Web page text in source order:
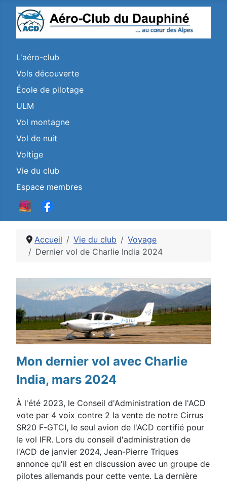
L'aéro-club
Vols découverte
École de pilotage
ULM
Vol montagne
Vol de nuit
Voltige
Vie du club
Espace membres
Accueil Vie du club
Voyage
Dernier vol de Charlie India 2024
Mon dernier vol avec Charlie
India, mars 2024
À l'été 2023, le Conseil d'Administration de l'ACD
vote par 4 voix contre 2 la vente de notre Cirrus
SR20 F-GTCI, le seul avion de l'ACD certifié pour
le vol IFR. Lors du conseil d'administration de
l'ACD de janvier 2024, Jean-Pierre Triques
annonce qu'il est en discussion avec un groupe de
pilotes allemands pour cette vente. La dernière